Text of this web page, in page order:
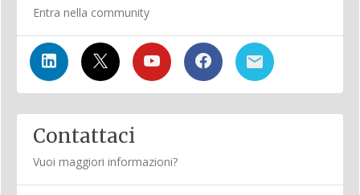
Entra nella community
Contattaci
Vuoi maggiori informazioni?